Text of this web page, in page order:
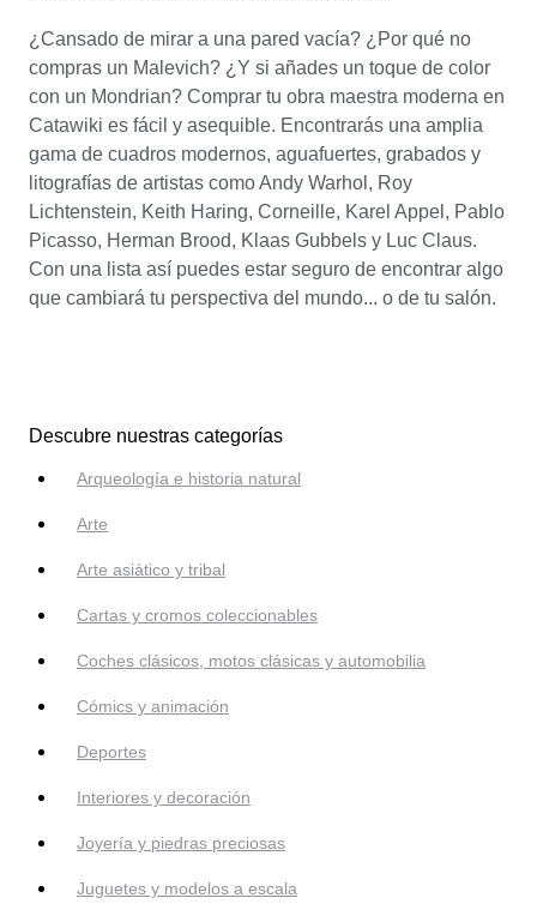
¿Cansado de mirar a una pared vacía? ¿Por qué no
compras un Malevich? ¿Y si añades un toque de color
con un Mondrian? Comprar tu obra maestra moderna en
Catawiki es fácil y asequible. Encontrarás una amplia
gama de cuadros modernos, aguafuertes, grabados y
litografías de artistas como Andy Warhol, Roy
Lichtenstein, Keith Haring, Corneille, Karel Appel, Pablo
Picasso, Herman Brood, Klaas Gubbels y Luc Claus.
Con una lista así puedes estar seguro de encontrar algo
que cambiará tu perspectiva del mundo... o de tu salón.
Descubre nuestras categorías
Arqueología e historia natural
Arte
Arte asiático y tribal
Cartas y cromos coleccionables
Coches clásicos, motos clásicas y automobilia
Cómics y animación
Deportes
Interiores y decoración
Joyería y piedras preciosas
Juguetes y modelos a escala